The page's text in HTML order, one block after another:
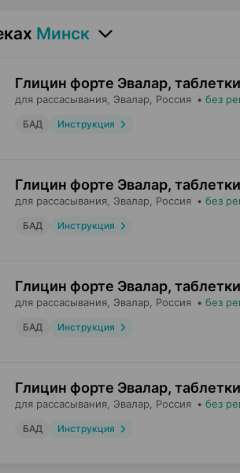
Минск
Глицин форте Эвалар, таблетки
для рассасывания, Эвалар , Россия • без
БАД Инструкция
Глицин форте Эвалар, таблетки
для рассасывания, Эвалар , Россия • без
БАД Инструкция
Глицин форте Эвалар, таблетки
для рассасывания, Эвалар , Россия • без
БАД Инструкция
Глицин форте Эвалар, таблетки
для рассасывания, Эвалар , Россия • без
БАД Инструкция